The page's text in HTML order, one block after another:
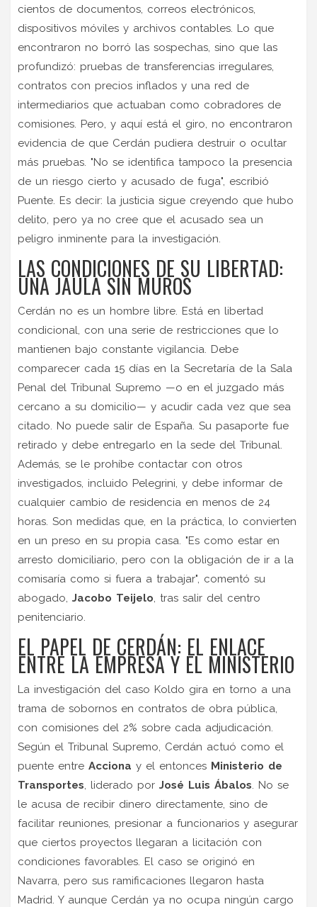
cientos de documentos, correos electrónicos,
dispositivos móviles y archivos contables. Lo que
encontraron no borró las sospechas, sino que las
profundizó: pruebas de transferencias irregulares,
contratos con precios inflados y una red de
intermediarios que actuaban como cobradores de
comisiones. Pero, y aquí está el giro, no encontraron
evidencia de que Cerdán pudiera destruir o ocultar
más pruebas. "No se identifica tampoco la presencia
de un riesgo cierto y acusado de fuga", escribió
Puente. Es decir: la justicia sigue creyendo que hubo
delito, pero ya no cree que el acusado sea un
peligro inminente para la investigación.
LAS CONDICIONES DE SU LIBERTAD:
UNA JAULA SIN MUROS
Cerdán no es un hombre libre. Está en libertad
condicional, con una serie de restricciones que lo
mantienen bajo constante vigilancia. Debe
comparecer cada 15 días en la Secretaría de la Sala
Penal del Tribunal Supremo —o en el juzgado más
cercano a su domicilio— y acudir cada vez que sea
citado. No puede salir de España. Su pasaporte fue
retirado y debe entregarlo en la sede del Tribunal.
Además, se le prohíbe contactar con otros
investigados, incluido Pelegrini, y debe informar de
cualquier cambio de residencia en menos de 24
horas. Son medidas que, en la práctica, lo convierten
en un preso en su propia casa. "Es como estar en
arresto domiciliario, pero con la obligación de ir a la
comisaría como si fuera a trabajar", comentó su
abogado, Jacobo Teijelo, tras salir del centro
penitenciario.
EL PAPEL DE CERDÁN: EL ENLACE
ENTRE LA EMPRESA Y EL MINISTERIO
La investigación del caso Koldo gira en torno a una
trama de sobornos en contratos de obra pública,
con comisiones del 2% sobre cada adjudicación.
Según el Tribunal Supremo, Cerdán actuó como el
puente entre Acciona y el entonces Ministerio de
Transportes, liderado por José Luis Ábalos. No se
le acusa de recibir dinero directamente, sino de
facilitar reuniones, presionar a funcionarios y asegurar
que ciertos proyectos llegaran a licitación con
condiciones favorables. El caso se originó en
Navarra, pero sus ramificaciones llegaron hasta
Madrid. Y aunque Cerdán ya no ocupa ningún cargo